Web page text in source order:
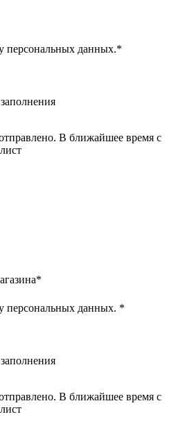
персональных данных.*
В ближайшее время с
*
персональных данных. *
В ближайшее время с